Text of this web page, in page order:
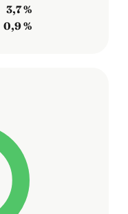
3,7 %
0,9 %